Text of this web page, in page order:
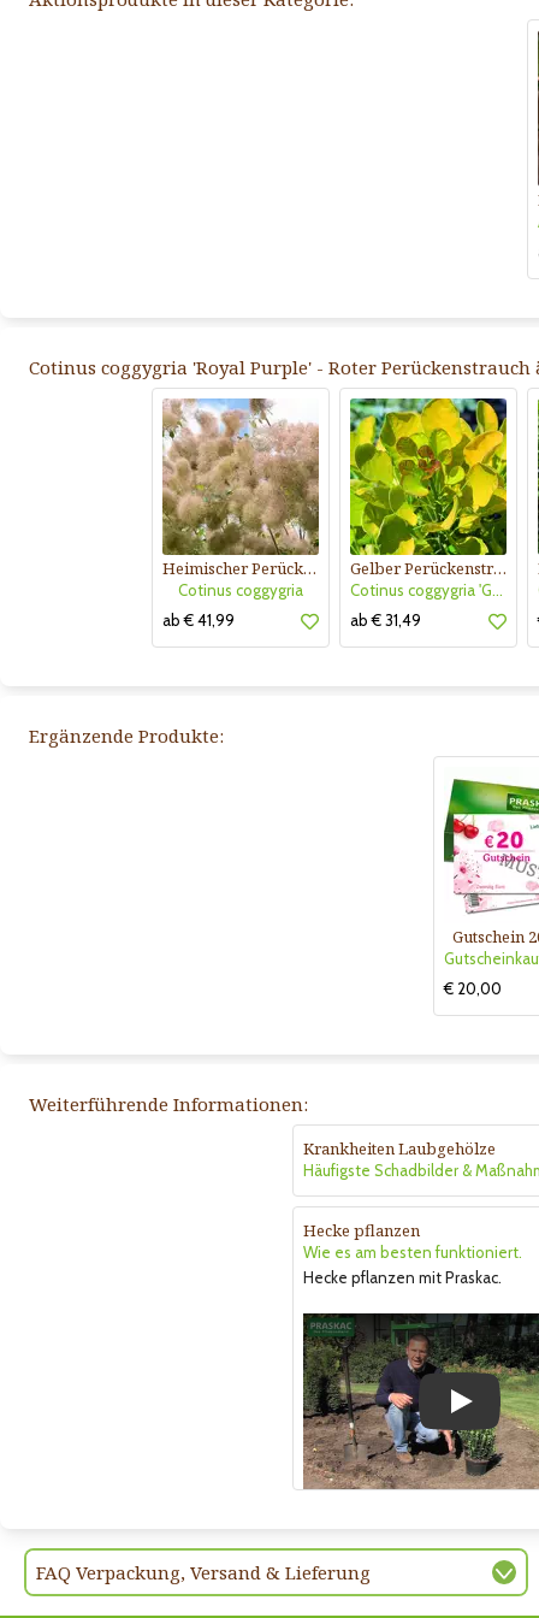
Cotinus coggygria 'Royal Purple' - Roter
Heimischer Perückenstrauch
Cotinus coggygria
ab € 41,99
Gelber Perückenstrauch
Cotinus coggygria 'Golden Spirit'
ab € 31,49
Ergänzende Produkte:
Gutschein
€ 20,00
Weiterführende Informationen:
Krankheiten Laubgehölze
Häufigste Schadbilder &
Hecke pflanzen
Wie es am besten funktioniert.
Hecke pflanzen mit Praskac.
Play
FAQ Verpackung, Versand & Lieferung